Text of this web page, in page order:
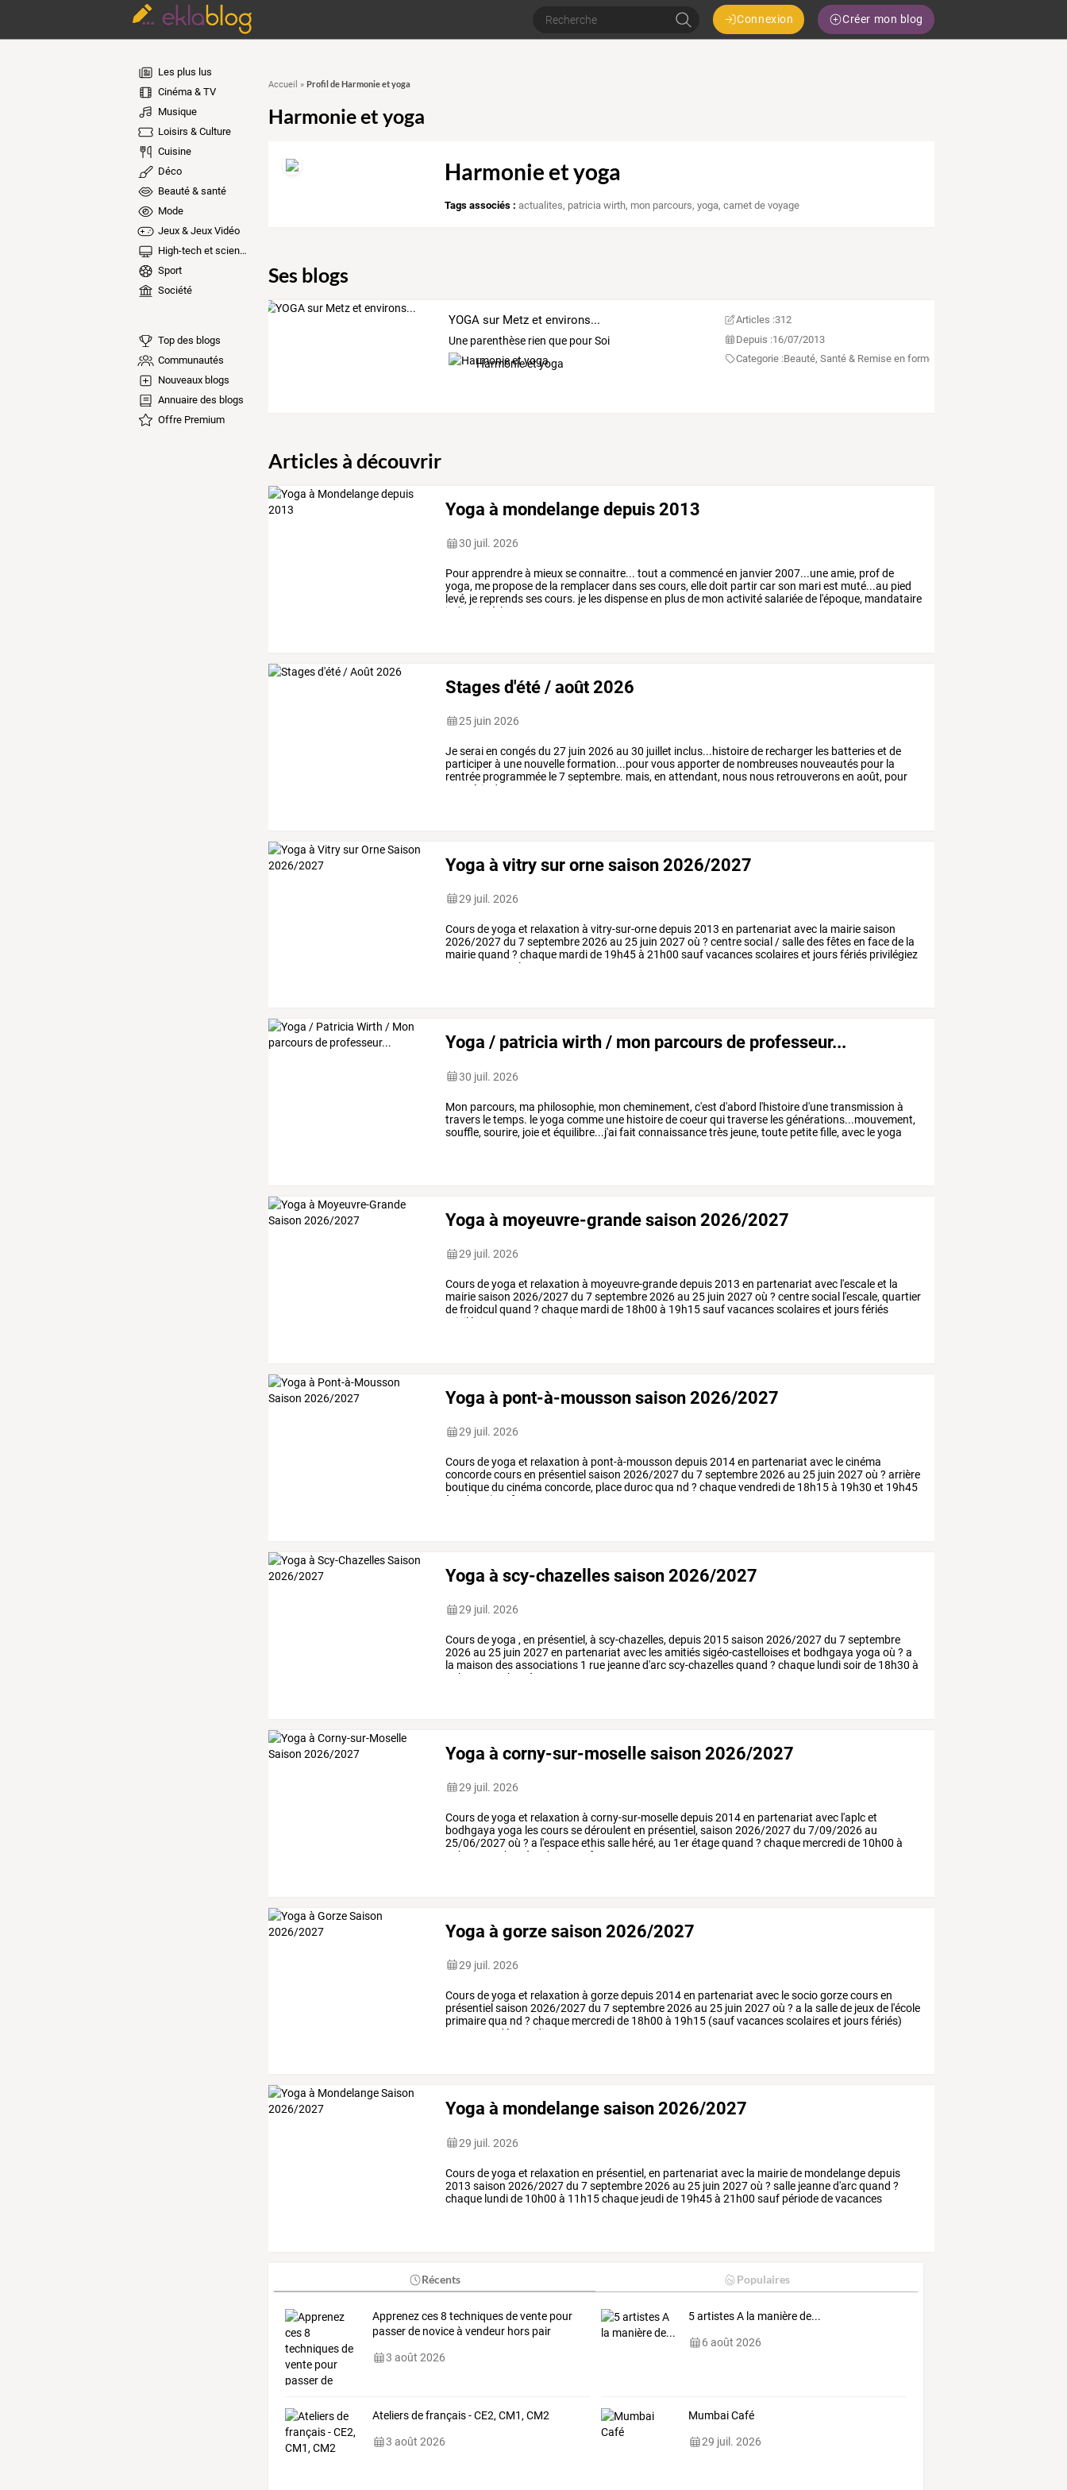
Connexion Créer mon blog
Les plus lus
Cinéma & TV
Musique
Loisirs & Culture
Cuisine
Déco
Beauté & santé
Mode
Jeux & Jeux Vidéo
High-tech et sciences
Sport
Société
Top des blogs
Communautés
Nouveaux blogs
Annuaire des blogs
Offre Premium
Accueil » Profil de Harmonie et yoga
Harmonie et yoga
Harmonie et yoga
Tags associés : actualites, patricia wirth, mon parcours,yoga, carnet de voyage
Ses blogs
YOGA sur Metz et environs...
Une parenthèse rien que pour Soi
Harmonie et yoga
Articles :312
Depuis :16/07/2013
Categorie :Beauté, Santé & Remise en forme
Articles à découvrir
Yoga à mondelange depuis 2013
30 juil. 2026
Pourapprendreà mieuxseconnaitre... tout a commencéen janvier2007...uneamie, profde
yoga, me proposede la remplacerdanssescours, elledoit partircarson mariest muté...au pied
levé, je reprendssescours. je lesdispenseen plusde mon activitésalariéede l'époque, mandataire
judiciaire
à la
Stages d'été / août 2026
25 juin 2026
Jeseraien congésdu 27 juin 2026au 30 juillet inclus...histoirede recharger les batterieset de
participerà une nouvelleformation...pourvousapporterde nombreuses nouveautés pour la
rentrée programmée le7septembre. mais, en attendant, nous nous retrouveronsen août, pour
série de stages...pratique
Yoga à vitry sur orne saison 2026/2027
29 juil. 2026
Coursdeyoga et relaxation à vitry-sur-ornedepuis2013 en partenariat avec la mairiesaison
2026/2027du 7septembre2026au 25 juin 2027où ? centresocial /salledesfêtesen facede la
mairiequand ? chaque mardide 19h45à 21h00 saufvacancesscolaireset joursfériés privilégiez
ample
Yoga / patricia wirth / mon parcours de professeur...
30 juil. 2026
Mon parcours, ma philosophie, mon cheminement, c'est d'abord l'histoired'unetransmission à
travers letemps. leyoga comme une histoiredecoeurquitraverse lesgénérations...mouvement,
souffle, sourire, joieet équilibre...j'aifait connaissancetrès jeune, toute petitefille, avec leyoga
Yoga à moyeuvre-grande saison 2026/2027
29 juil. 2026
Coursdeyoga et relaxation à moyeuvre-grandedepuis2013 en partenariat avec l'escaleet la
mairiesaison 2026/2027du 7septembre2026au 25 juin 2027où ? centresocial l'escale,quartier
defroidcul quand ? chaque mardide 18h00 à 19h15saufvacancesscolaireset joursfériés
privilégiez
ample
Yoga à pont-à-mousson saison 2026/2027
29 juil. 2026
Coursdeyoga et relaxation à pont-à-mousson depuis2014en partenariat avec lecinéma
concordecoursen présentiel saison 2026/2027du 7septembre2026au 25 juin 2027où ? arrière
boutiquedu cinéma concorde, placedurocqua nd ? chaquevendredide 18h15à 19h30 et 19h45
à
21h00 (sauf
Yoga à scy-chazelles saison 2026/2027
29 juil. 2026
Coursdeyoga , en présentiel, à scy-chazelles, depuis2015saison 2026/2027du 7septembre
2026au 25 juin 2027en partenariat avec lesamitiéssigéo-castelloiseset bodhgaya yoga où ? a
la maison desassociations 1 rue jeanned'arcscy-chazellesquand ? chaque lundisoirde 18h30 à
19h45
20h00 à
Yoga à corny-sur-moselle saison 2026/2027
29 juil. 2026
Coursdeyoga et relaxation à corny-sur-moselledepuis2014en partenariat avec l'aplcet
bodhgaya yoga lescourssedéroulent en présentiel, saison 2026/2027du 7/09/2026au
25/06/2027où ? a l'espaceethissalle héré, au 1erétagequand ? chaque mercredide 10h00 à
11h15
19h45 à 21h00, sauf
Yoga à gorze saison 2026/2027
29 juil. 2026
Coursdeyoga et relaxation à gorzedepuis2014en partenariat avec lesociogorzecoursen
présentiel saison 2026/2027du 7septembre2026au 25 juin 2027où ? a la sallede jeuxde l'école
primairequa nd ? chaque mercredide 18h00 à 19h15 (saufvacancesscolaireset joursfériés)
vidéo, direct
Yoga à mondelange saison 2026/2027
29 juil. 2026
Coursdeyoga et relaxation en présentiel, en partenariat avec la mairiede mondelangedepuis
2013 saison 2026/2027du 7septembre2026au 25 juin 2027où ? salle jeanned'arcquand ?
chaque lundide 10h00 à 11h15chaque jeudide 19h45à 21h00 sauf périodedevacances
Récents Populaires
Apprenez ces 8 techniques de vente pour
passer de novice à vendeur hors pair
3 août 2026
5 artistes A la manière de...
6 août 2026
Ateliers de français - CE2, CM1, CM2
3 août 2026
Mumbai Café
29 juil. 2026